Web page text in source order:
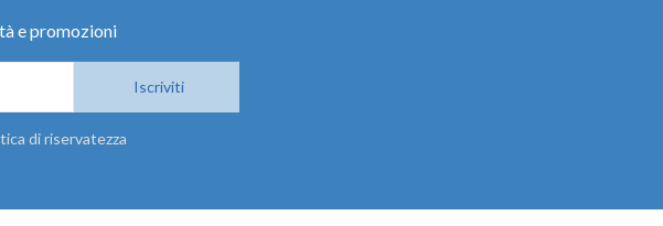
e promozioni
Iscriviti
di riservatezza